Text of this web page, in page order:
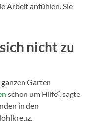
Arbeit anfühlen. Sie
nicht zu
Garten
schon um Hilfe“, sagte
in den